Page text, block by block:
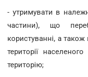
- утримувати в
частини), що
користуванні, а
території
територію;